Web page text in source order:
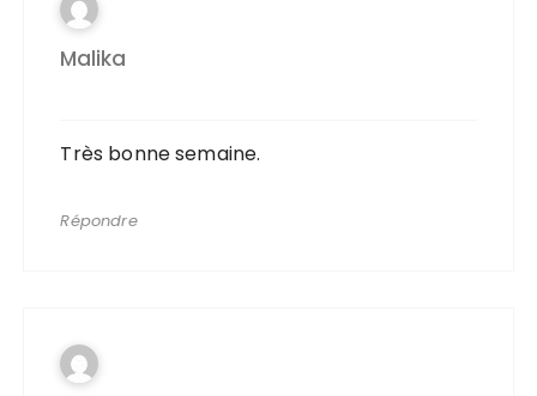
Malika
Très bonne semaine.
Répondre